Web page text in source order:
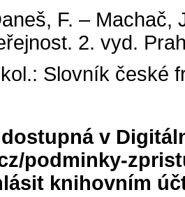
F. –
2. vyd.
Slovník české
v
podminky-
knihovním